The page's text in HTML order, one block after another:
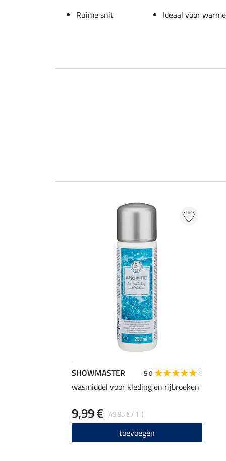
Ruime snit
Ideaal voor
SHOWMASTER 5.0 1
wasmiddel voor kleding en rijbroeken
(49,95 € / 1 l)
9,99 €
toevoegen